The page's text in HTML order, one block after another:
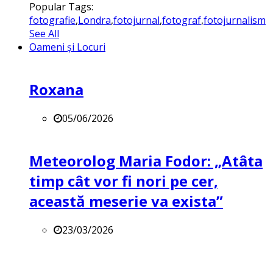
Popular Tags:
fotografie,Londra,fotojurnal,fotograf,fotojurnalism
See All
Oameni și Locuri
Roxana
05/06/2026
Meteorolog Maria Fodor: „Atâta
timp cât vor fi nori pe cer,
această meserie va exista”
23/03/2026